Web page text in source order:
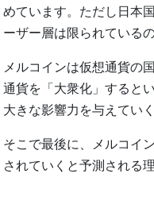
めています。ただし日本
ーザー層は限られている
メルコインは仮想通貨の
通貨を「大衆化」すると
大きな影響力を与えてい
そこで最後に、メルコイ
されていくと予測される